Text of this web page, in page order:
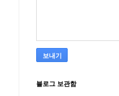
블로그 보관함